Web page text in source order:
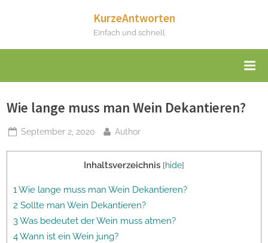
KurzeAntworten
Einfach und schnell
Wie lange muss man Wein Dekantieren?
Posted
September 2, 2020 By
Author
Inhaltsverzeichnis [hide]
1 Wie lange muss man Wein Dekantieren?
2 Sollte man Wein Dekantieren?
3 Was bedeutet der Wein muss atmen?
4 Wann ist ein Wein jung?